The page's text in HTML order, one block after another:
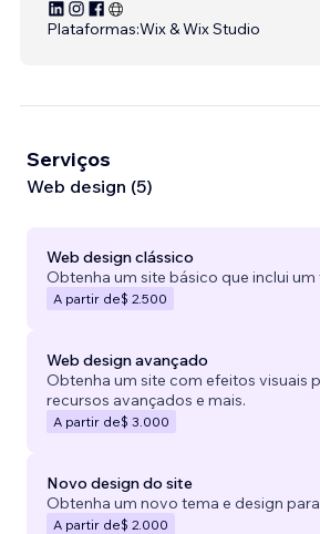
Plataformas:Wix & Wix Studio
Serviços
Web design (5)
Web design clássico
Obtenha um site básico que inclui um
A partir de$ 2.500
Web design avançado
Obtenha um site com efeitos visuais
recursos avançados e mais.
A partir de$ 3.000
Novo design do site
Obtenha um novo tema e design
A partir de$ 2.000